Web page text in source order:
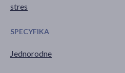
stres
SPECYFIKA
Jednorodne